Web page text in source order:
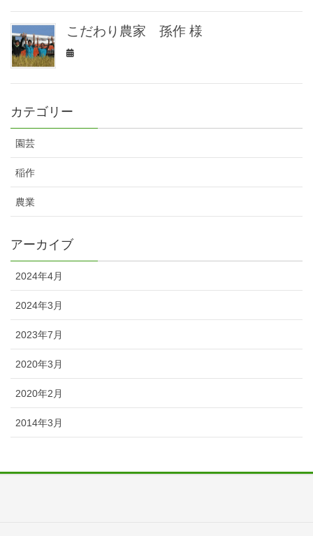
こだわり農家 孫作 様
カテゴリー
園芸
稲作
農業
アーカイブ
2024年4月
2024年3月
2023年7月
2020年3月
2020年2月
2014年3月